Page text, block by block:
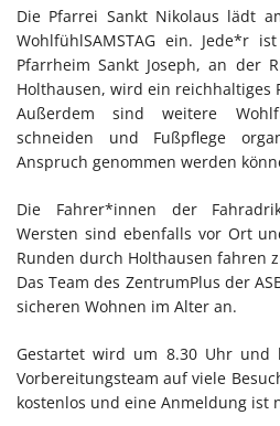
Die Pfarrei Sankt Nikolaus lädt
WohlfühlSAMSTAG ein. Jede*r
Pfarrheim Sankt Joseph, an der
Holthausen, wird ein reichhaltiges
Außerdem sind weitere
schneiden und Fußpflege
Anspruch genommen werden
Die Fahrer*innen der
Wersten sind ebenfalls vor Ort
Runden durch Holthausen fahren
Das Team des ZentrumPlus der
sicheren Wohnen im Alter an.
Gestartet wird um 8.30 Uhr
Vorbereitungsteam auf viele
kostenlos und eine Anmeldung ist